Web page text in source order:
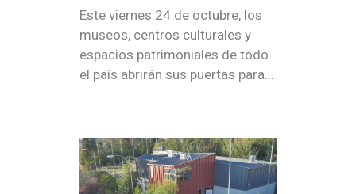
Este viernes 24 de octubre, los
museos, centros culturales y
espacios patrimoniales de todo
el país abrirán sus puertas para…